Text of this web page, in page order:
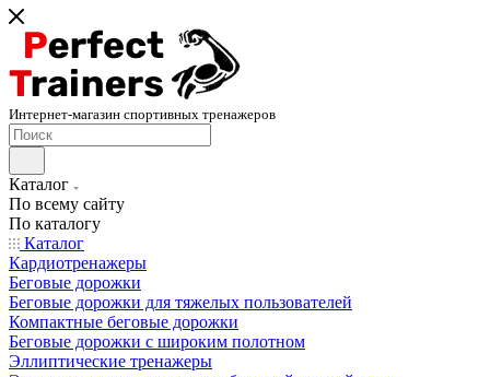
Интернет-магазин спортивных тренажеров
Каталог
По всему сайту
По каталогу
Каталог
Кардиотренажеры
Беговые дорожки
Беговые дорожки для тяжелых пользователей
Компактные беговые дорожки
Беговые дорожки с широким полотном
Эллиптические тренажеры